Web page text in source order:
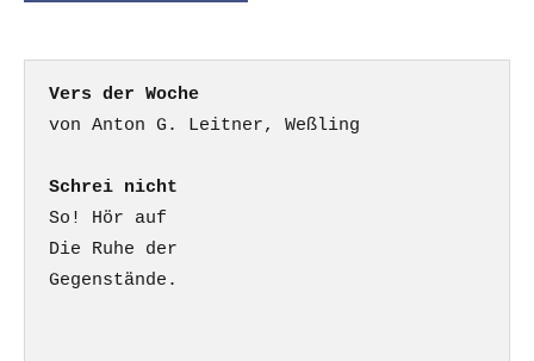
Vers der Woche
Schrei nicht
So! Hör auf
Die Ruhe der
Gegenstände.